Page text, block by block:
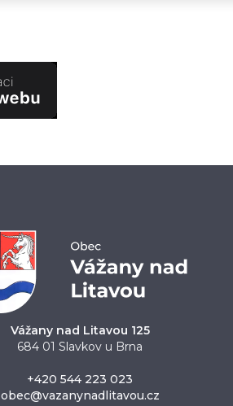
Vážany nad Litavou 125
684 01 Slavkov u Brna
+420 544 223 023
obec@vazanynadlitavou.cz